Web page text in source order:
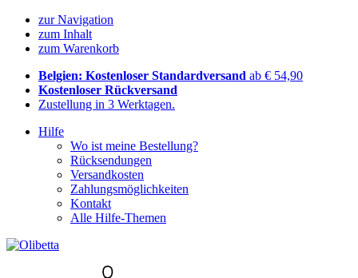
zur Navigation
zum Inhalt
zum Warenkorb
Belgien: Kostenloser Standardversand ab € 54,90
Kostenloser Rückversand
Zustellung in 3 Werktagen.
Hilfe
Wo ist meine Bestellung?
Rücksendungen
Versandkosten
Zahlungsmöglichkeiten
Kontakt
Alle Hilfe-Themen